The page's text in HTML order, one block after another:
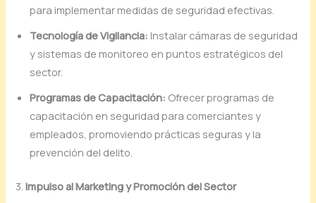
para implementar medidas de seguridad efectivas.
Tecnología de Vigilancia: Instalar cámaras de seguridad
y sistemas de monitoreo en puntos estratégicos del
sector.
Programas de Capacitación: Ofrecer programas de
capacitación en seguridad para comerciantes y
empleados, promoviendo prácticas seguras y la
prevención del delito.
3.Impulso al Marketing y Promoción del Sector